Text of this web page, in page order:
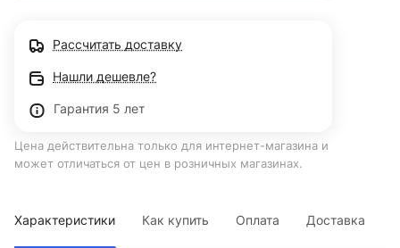
Рассчитать доставку
Нашли дешевле?
Гарантия 5 лет
Цена действительна только для интернет-магазина и
может отличаться от цен в розничных магазинах.
Характеристики Как купить Оплата Доставка